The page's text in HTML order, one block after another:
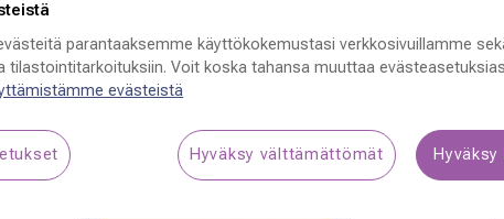
parantaaksemme käyttökokemustasi verkkosivuillamme
tilastointitarkoituksiin. Voit koska tahansa muuttaa
evästeistä
Hyväksy välttämättömät Hyväksy